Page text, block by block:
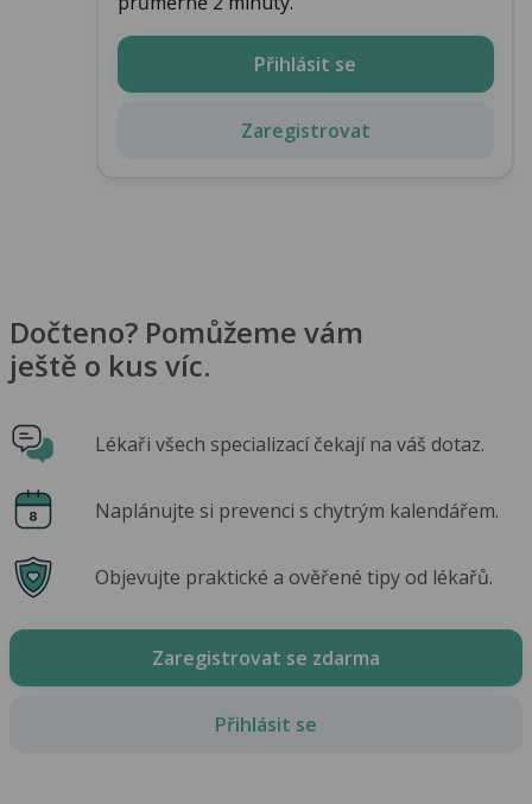
Přihlásit se
Zaregistrovat
Dočteno? Pomůžeme vám
ještě o kus víc.
Lékaři všech specializací čekají na váš dotaz.
Naplánujte si prevenci s chytrým kalendářem.
Objevujte praktické a ověřené tipy od lékařů.
Zaregistrovat se zdarma
Přihlásit se